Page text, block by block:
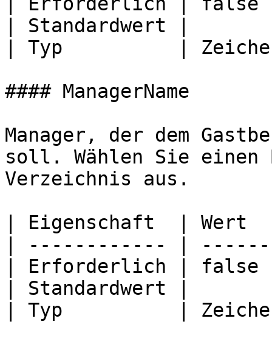
| Standardwert |
| Typ          |
#### ManagerName
Manager, der dem
soll. Wählen Sie einen
Verzeichnis aus.
| Eigenschaft  |
| ------------ |
| Erforderlich |
| Standardwert |
| Typ          |